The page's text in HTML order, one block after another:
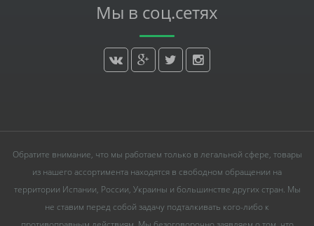
Мы в соц.сетях
Обратите внимание, что мы работаем только в легальной сфере, товары
из нашего ассортимента находятся в свободном обращении на
территории Испании, России, Украины и большинстве других стран. Мы
не ставим перед собой задачу подталкивать кого-либо к